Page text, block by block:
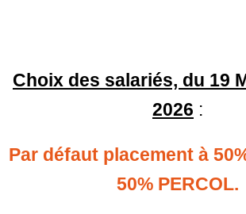
Choix des salariés, du 19
2026 :
Par défaut placement à
50% PERCOL.